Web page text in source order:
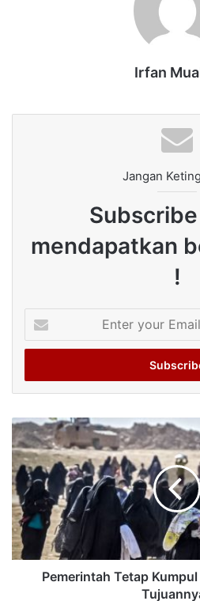
Irfan
Jangan
mendapatkan
!
your
Email
Pemerintah Tetap Kumpul